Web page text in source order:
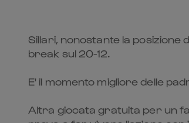
Sillari, nonostante la
break sul 20-12.
E' il momento migliore delle
Altra giocata gratuita per un